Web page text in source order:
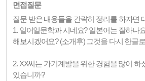
면접질문
질문 받은 내용들을 간략히 정리를 하자면
1. 일어일문학과 시네요? 일본어는 잘하나
해보시겠어요? (소개후) 그것을 다시 한글
2. XX씨는 가기계발을 위한 경험을 많이 하
있습니까?